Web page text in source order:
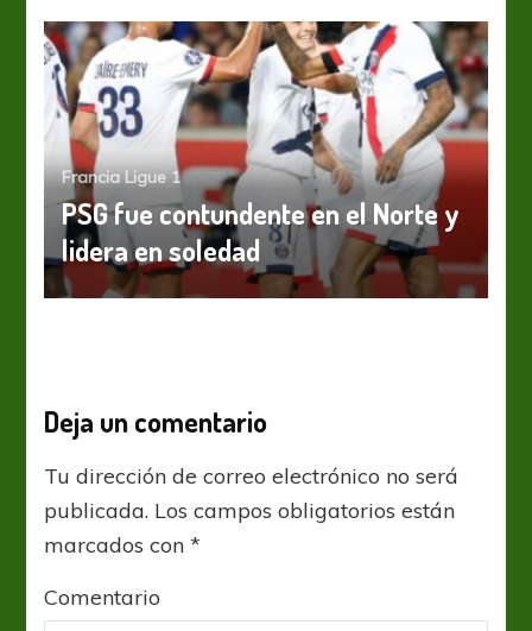
Francia Ligue 1
PSG fue contundente en el Norte y
lidera en soledad
Deja un comentario
Tu dirección de correo electrónico no será
publicada. Los campos obligatorios están
marcados con*
Comentario